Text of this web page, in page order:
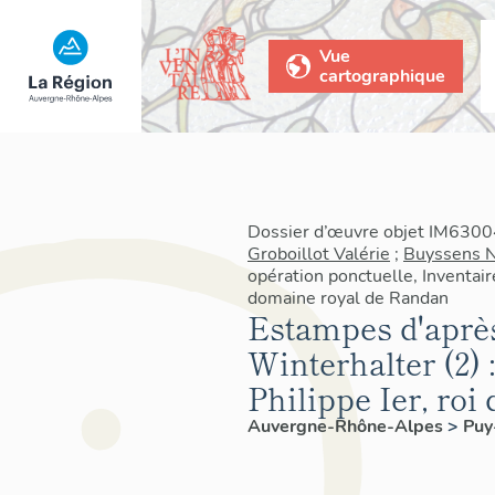
Vue
cartographique
Dossier d’œuvre objet
Groboillot Valérie ; Buyssens
opération ponctuelle,
domaine royal de Randan
Estampes
Winterhalter (2)
Philippe Ier, roi
Auvergne-Rhône-Alpes>